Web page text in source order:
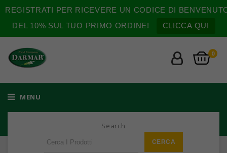
REGISTRATI PER RICEVERE UN CODICE DI
DEL 10% SUL TUO PRIMO ORDINE!
CLICCA QUI
0
MENU
Search